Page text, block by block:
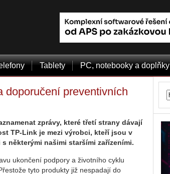
Tablety PC, notebooky a doplňky
doporučení preventivních
zprávy, které třetí strany dávají
TP-Link je mezi výrobci, kteří jsou v
některými našimi staršími zařízeními.
ukončení podpory a životního cyklu
tyto produkty již nespadají do